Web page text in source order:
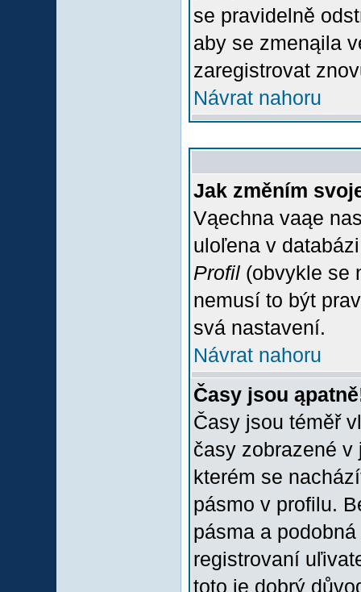
se pravidelně
aby se zmenąila
zaregistrovat
Návrat nahoru
Jak změním
Vąechna vaąe
uloľena v
Profil (obvykle se
nemusí to být
svá nastavení.
Návrat nahoru
Časy jsou
Časy jsou téměř
časy zobrazené
kterém se
pásmo v profilu.
pásma a
registrovaní
toto je dobrý